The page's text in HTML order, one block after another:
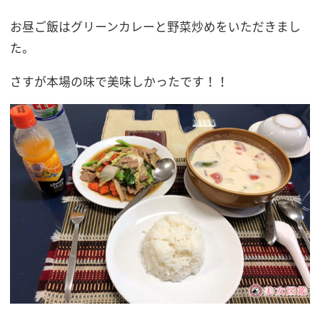
お昼ご飯はグリーンカレーと野菜炒めをいただきまし
た。
さすが本場の味で美味しかったです！！